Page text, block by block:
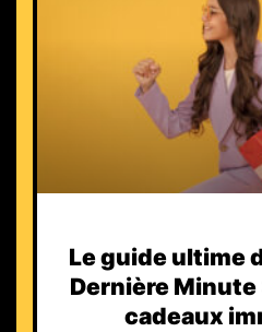
Le guide ultime
Dernière Minute
cadeaux